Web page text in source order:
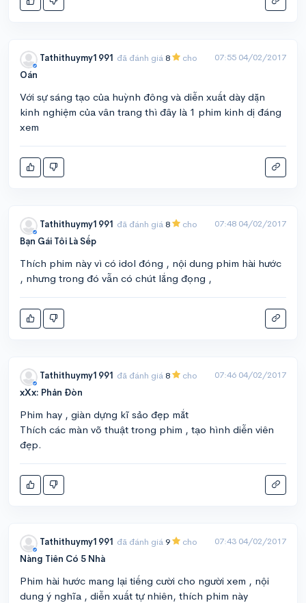
Tathithuymy1991 đã đánh giá 8
cho
Oán
07:55 04/02/2017
Với sự sáng tạo của huỳnh đông và diễn xuất dày dặn
kinh nghiệm của vân trang thì đây là 1 phim kinh dị đáng
xem
Tathithuymy1991 đã đánh giá 8
cho
Bạn Gái Tôi Là Sếp
07:48 04/02/2017
Thích phim này vì có idol đóng , nội dung phim hài hước
, nhưng trong đó vẫn có chút lắng đọng ,
Tathithuymy1991 đã đánh giá 8
cho
xXx: Phản Đòn
07:46 04/02/2017
Phim hay , giàn dựng kĩ sảo đẹp mắt
Thích các màn võ thuật trong phim , tạo hình diễn viên
đẹp.
Tathithuymy1991 đã đánh giá 9
cho
Nàng Tiên Có 5 Nhà
07:43 04/02/2017
Phim hài hước mang lại tiếng cười cho người xem , nội
dung ý nghĩa , diễn xuất tự nhiên, thích phim này